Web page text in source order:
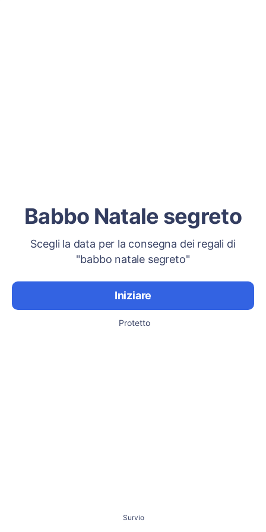
Babbo Natale segreto
Scegli la data per la consegna dei regali di
"babbo natale segreto"
Iniziare
Protetto
Survio